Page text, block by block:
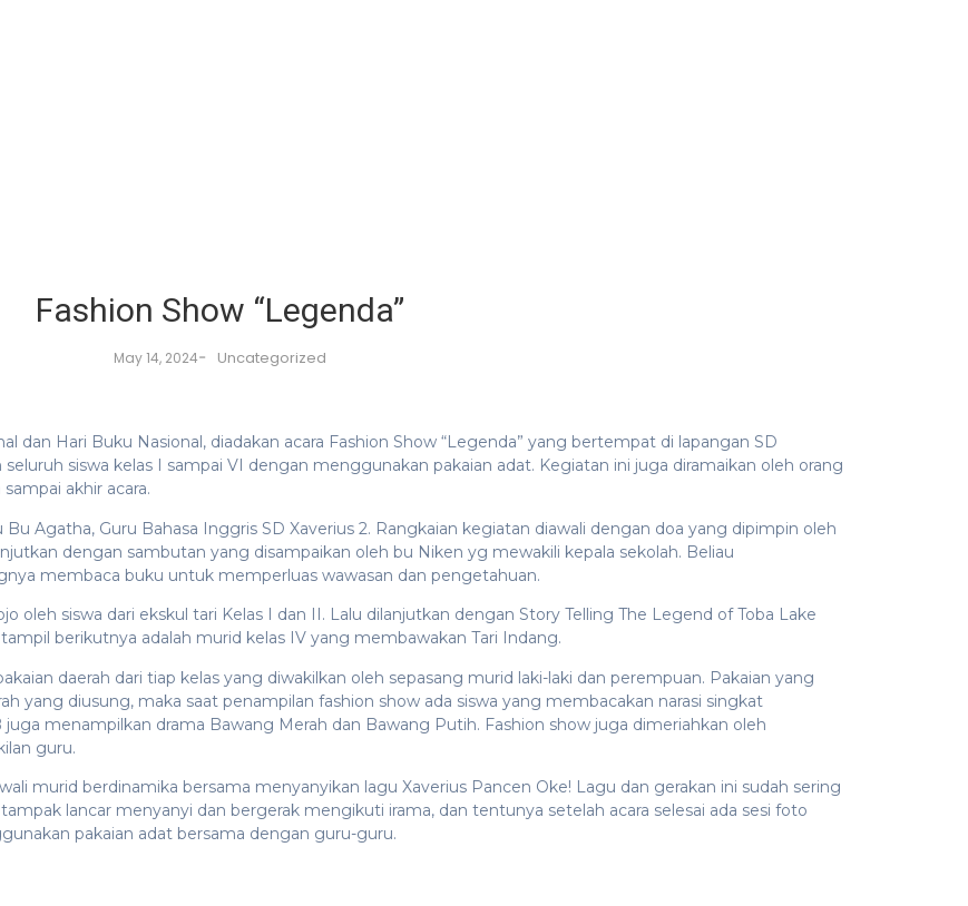
Fashion Show “Legenda”
May 14, 2024- Uncategorized
dan Hari Buku Nasional, diadakan acara Fashion Show “Legenda” yang bertempat di lapangan SD
siswa kelas I sampai VI dengan menggunakan pakaian adat. Kegiatan ini juga diramaikan oleh orang
akhir acara.
Agatha, Guru Bahasa Inggris SD Xaverius 2. Rangkaian kegiatan diawali dengan doa yang dipimpin oleh
dengan sambutan yang disampaikan oleh bu Niken yg mewakili kepala sekolah. Beliau
membaca buku untuk memperluas wawasan dan pengetahuan.
oleh siswa dari ekskul tari Kelas I dan II. Lalu dilanjutkan dengan Story Telling The Legend of Toba Lake
berikutnya adalah murid kelas IV yang membawakan Tari Indang.
daerah dari tiap kelas yang diwakilkan oleh sepasang murid laki-laki dan perempuan. Pakaian yang
yang diusung, maka saat penampilan fashion show ada siswa yang membacakan narasi singkat
juga menampilkan drama Bawang Merah dan Bawang Putih. Fashion show juga dimeriahkan oleh
guru.
murid berdinamika bersama menyanyikan lagu Xaverius Pancen Oke! Lagu dan gerakan ini sudah sering
lancar menyanyi dan bergerak mengikuti irama, dan tentunya setelah acara selesai ada sesi foto
pakaian adat bersama dengan guru-guru.